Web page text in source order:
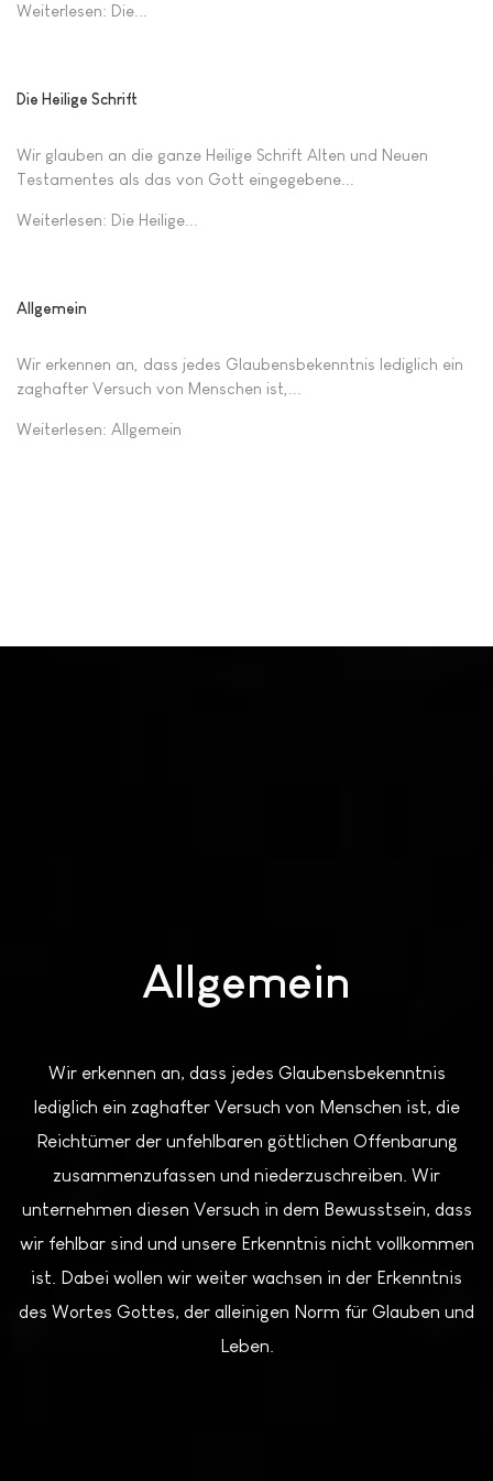
Weiterlesen: Die...
Die Heilige Schrift
Wir glauben an die ganze Heilige Schrift Alten und Neuen
Testamentes als das von Gott eingegebene...
Weiterlesen: Die Heilige...
Allgemein
Wir erkennen an, dass jedes Glaubensbekenntnis lediglich ein
zaghafter Versuch von Menschen ist,...
Weiterlesen: Allgemein
Allgemein
Wir erkennen an, dass jedes Glaubensbekenntnis
lediglich ein zaghafter Versuch von Menschen ist, die
Reichtümer der unfehlbaren göttlichen Offenbarung
zusammenzufassen und niederzuschreiben. Wir
unternehmen diesen Versuch in dem Bewusstsein, dass
wir fehlbar sind und unsere Erkenntnis nicht vollkommen
ist. Dabei wollen wir weiter wachsen in der Erkenntnis
des Wortes Gottes, der alleinigen Norm für Glauben und
Leben.